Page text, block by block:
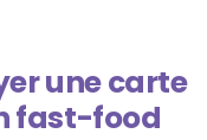
une carte
fast-food